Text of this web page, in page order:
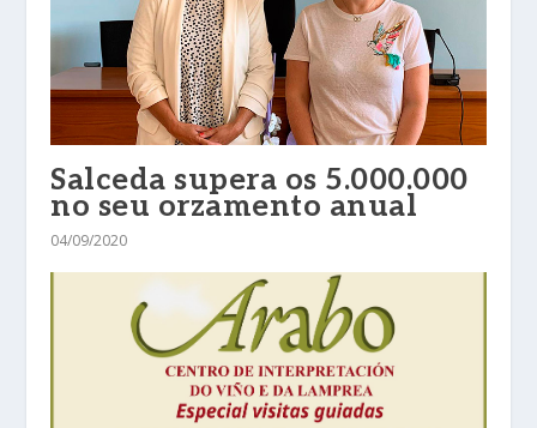
Salceda supera os 5.000.000
no seu orzamento anual
04/09/2020